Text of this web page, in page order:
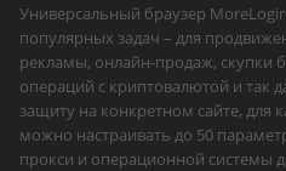
Универсальный браузер
популярных задач – для
рекламы, онлайн-продаж, скупки
операций с криптовалютой и так
защиту на конкретном сайте, для
можно настраивать до 50
прокси и операционной системы